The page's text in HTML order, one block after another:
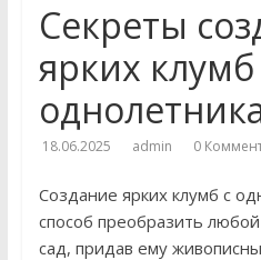
Секреты
ярких клумб
18.06.2025 admin 0
Создание ярких клумб с
способ преобразить
сад, придав ему